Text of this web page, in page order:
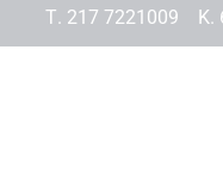
Τ. 217 7221009 K.